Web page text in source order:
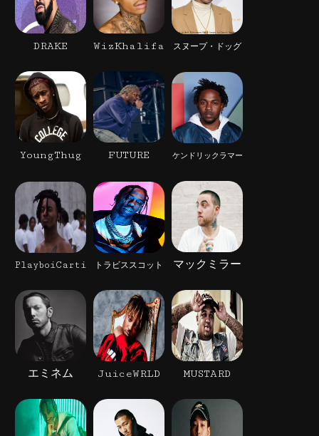
DRAKE WizKhalifa スヌープ・ドッグ
YoungThug FUTURE ケンドリックラマー
PlayboiCarti トラビススコット マックミラー
エミネム JuiceWRLD MUSTARD